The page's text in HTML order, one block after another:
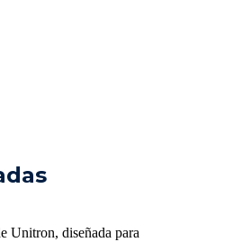
Unitron, diseñada para